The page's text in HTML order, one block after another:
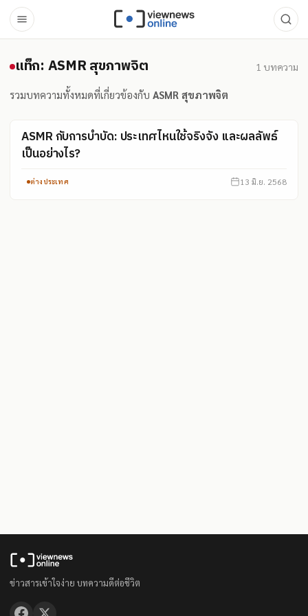
แท็ก: ASMR สุขภาพจิต
แท็ก: ASMR สุขภาพจิต 1 บทความ
รวมบทความทั้งหมดที่เกี่ยวข้องกับ ASMR สุขภาพจิต
ASMR กับการบำบัด: ประเทศไหนใช้จริงจัง และผลลัพธ์
เป็นอย่างไร?
ต่างประเทศ 13 มิ.ย. 2568
ข่าวสารเข้าใจง่าย บทความดีต่อชีวิต